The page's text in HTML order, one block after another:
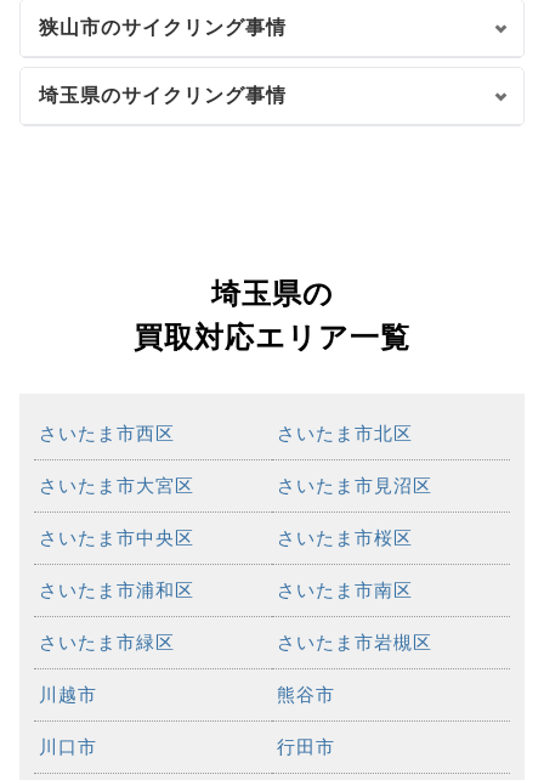
狭山市のサイクリング事情
埼玉県のサイクリング事情
埼玉県の
買取対応エリア一覧
さいたま市西区 さいたま市北区
さいたま市大宮区 さいたま市見沼区
さいたま市中央区 さいたま市桜区
さいたま市浦和区 さいたま市南区
さいたま市緑区 さいたま市岩槻区
川越市 熊谷市
川口市 行田市